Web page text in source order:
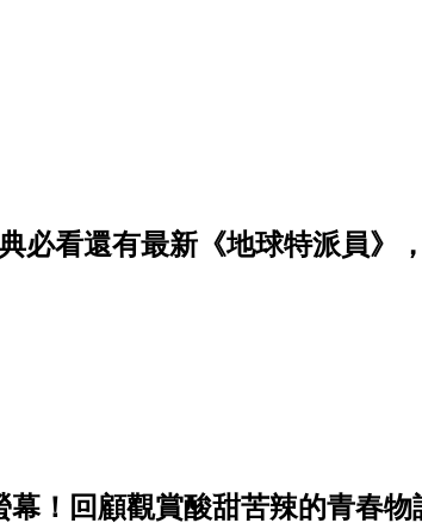
必看還有最新《地球特派員》
！回顧觀賞酸甜苦辣的青春物